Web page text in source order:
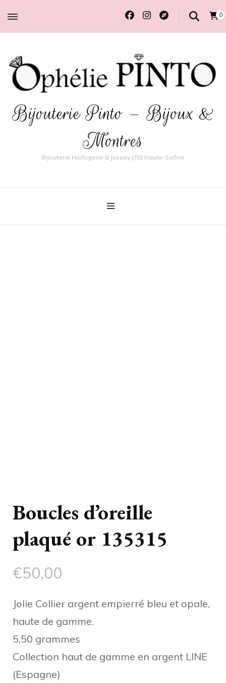
0
Bijouterie Pinto – Bijoux &
Montres
Bijouterie Horlogerie à Jussey (70) Haute-Saône
Boucles d’oreille
plaqué or 135315
€50,00
Jolie Collier argent empierré bleu et opale,
haute de gamme.
5,50 grammes
Collection haut de gamme en argent LINE
(Espagne)